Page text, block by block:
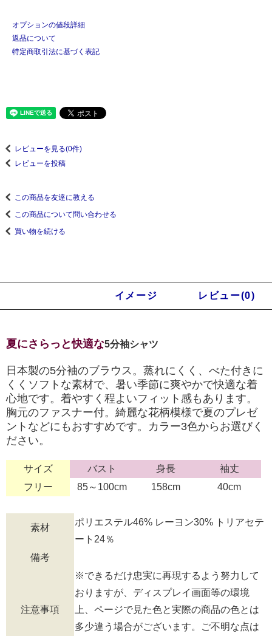
オプションの値段詳細
返品について
特定商取引法に基づく表記
レビューを見る(0件)
レビューを投稿
この商品を友達に教える
この商品について問い合わせる
買い物を続ける
イメージ レビュー(0)
夏にさらっと快適な5分袖シャツ
日本製の5分袖のブラウス。蒸れにくく、べた付きに
くくソフトな素材で、暑い季節に爽やかで快適な着
心地です。着やすく程よいフィット感もあります。
胸元のファスナー付。綺麗な花柄模様で夏のプレゼ
ントなどにもおすすめです。カラー3色からお選びく
ださい。
サイズ バスト 身長
袖丈
フリー
85～100cm 158cm 40cm
素材
ポリエステル46% レーヨン30% トリアセテ
ート24％
備考
注意事項
※できるだけ忠実に再現するよう努力して
おりますが、ディスプレイ画面等の環境
上、ページで見た色と実際の商品の色とは
多少違う場合がございます。ご不明な点は